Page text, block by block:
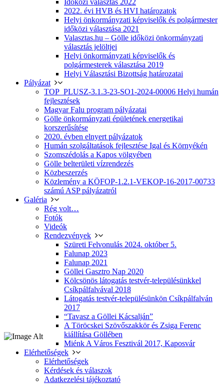
Időközi választás 2022
2022. évi HVB és HVI határozatok
Helyi önkormányzati képviselők és polgármester
időközi választása 2021
Valasztas.hu – Gölle időközi önkormányzati
választás jelöltjei
Helyi önkormányzati képviselők és
polgármesterek választása 2019
Helyi Választási Bizottság határozatai
Pályázat
TOP_PLUSZ-3.1.3-23-SO1-2024-00006 Helyi humán
fejlesztések
Magyar Falu program pályázatai
Gölle önkormányzati épületének energetikai
korszerűsítése
2020. évben elnyert pályázatok
Humán szolgáltatások fejlesztése Igal és Környékén
Szomszédolás a Kapos völgyében
Gölle belterületi vízrendezés
Közbeszerzés
Közlemény a KÖFOP-1.2.1-VEKOP-16-2017-00733
számú ASP pályázatról
Galéria
Rég volt…
Fotók
Videók
Rendezvények
Szüreti Felvonulás 2024. október 5.
Falunap 2023
Falunap 2021
Göllei Gasztro Nap 2020
Kölcsönös látogatás testvér-településünkkel
Csíkpálfalvával 2018
Látogatás testvér-településünkön Csíkpálfalván
2017
“Tavasz a Göllei Kácsalján”
A Töröcskei Szövőszakkör és Zsiga Ferenc
kiállítása Göllében
Miénk A Város Fesztivál 2017, Kaposvár
Elérhetőségek
Elérhetőségek
Kérdések és válaszok
Adatkezelési tájékoztató